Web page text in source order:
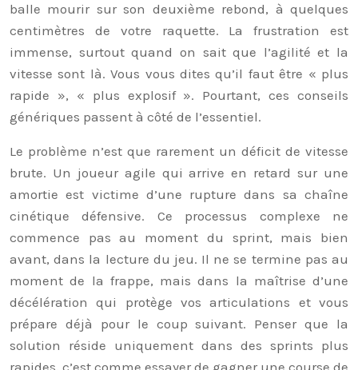
balle mourir sur son deuxième rebond, à quelques
centimètres de votre raquette. La frustration est
immense, surtout quand on sait que l’agilité et la
vitesse sont là. Vous vous dites qu’il faut être « plus
rapide », « plus explosif ». Pourtant, ces conseils
génériques passent à côté de l’essentiel.
Le problème n’est que rarement un déficit de vitesse
brute. Un joueur agile qui arrive en retard sur une
amortie est victime d’une rupture dans sa chaîne
cinétique défensive. Ce processus complexe ne
commence pas au moment du sprint, mais bien
avant, dans la lecture du jeu. Il ne se termine pas au
moment de la frappe, mais dans la maîtrise d’une
décélération qui protège vos articulations et vous
prépare déjà pour le coup suivant. Penser que la
solution réside uniquement dans des sprints plus
rapides, c’est comme essayer de gagner une course de